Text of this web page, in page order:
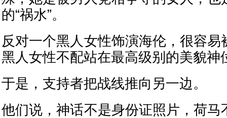
的“祸水”。
反对一个黑人女性饰演海伦，很容易
黑人女性不配站在最高级别的美貌神
于是，支持者把战线推向另一边。
他们说，神话不是身份证照片，荷马